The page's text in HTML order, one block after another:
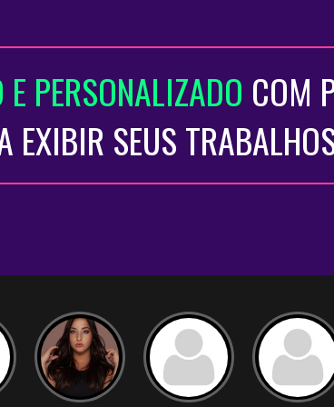
PERSONALIZADO COM
EXIBIR SEUS